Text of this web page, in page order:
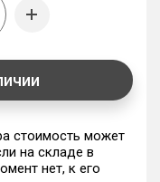
стоимость может
на складе в
нет, к его